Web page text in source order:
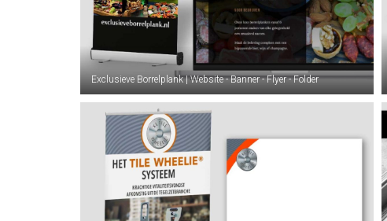
Exclusieve Borrelplank | Website - Banner - Flyer - Folder